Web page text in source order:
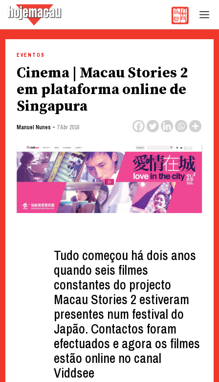
content
EVENTOS
Cinema | Macau Stories 2
em plataforma online de
Singapura
Manuel Nunes - 7 Abr 2016
Tudo começou há dois anos
quando seis filmes
constantes do projecto
Macau Stories 2 estiveram
presentes num festival do
Japão. Contactos foram
efectuados e agora os filmes
estão online no canal
Viddsee